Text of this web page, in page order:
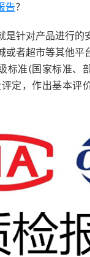
告？
是针对产品进行的
或者超市等其他平
标准(国家标准、
定，作出基本评